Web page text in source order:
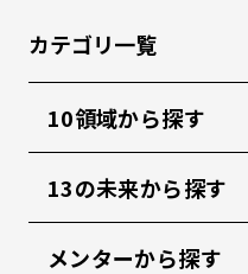
カテゴリ一覧
10領域から探す
13の未来から探す
メンターから探す